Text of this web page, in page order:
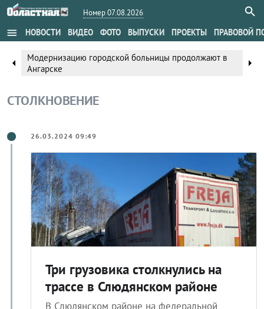
Номер 07.08.2026
menu НОВОСТИ ВИДЕО ФОТО ВЫПУСКИ ПРОЕКТЫ ПРАВОВОЙ
arrow_left
Модернизацию городской больницы продолжают в
Ангарске
arrow_right
СТОЛКНОВЕНИЕ
26.03.2024 09:49
Три грузовика столкнулись на
трассе в Слюдянском районе
В Слюдянском районе на федеральной